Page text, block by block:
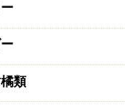
類